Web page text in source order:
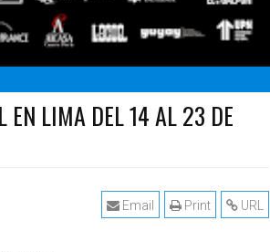
EN LIMA DEL 14 AL 23 DE
URL
Print
Email